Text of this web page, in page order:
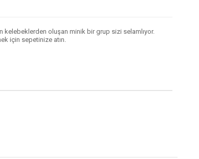
kelebeklerden oluşan minik bir grup sizi selamlıyor.
için sepetinize atın.